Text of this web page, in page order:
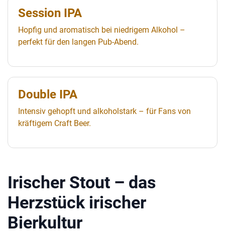
Session IPA
Hopfig und aromatisch bei niedrigem Alkohol –
perfekt für den langen Pub-Abend.
Double IPA
Intensiv gehopft und alkoholstark – für Fans von
kräftigem Craft Beer.
Irischer Stout – das
Herzstück irischer
Bierkultur